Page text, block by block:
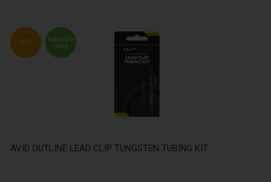
FMASTER
CENA
NOVÉ
AVID OUTLINE LEAD CLIP TUNGSTEN TUBING KIT